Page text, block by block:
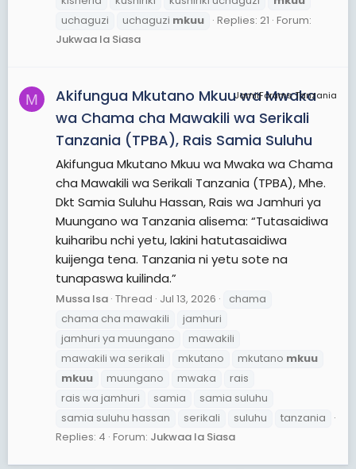
uchaguzi
uchaguzi mkuu Replies: 21 Forum:
Jukwaa la Siasa
M JamiiForums Tanzania
Akifungua Mkutano Mkuu wa Mwaka
wa Chama cha Mawakili wa Serikali
Tanzania (TPBA), Rais Samia Suluhu
Akifungua Mkutano Mkuu wa Mwaka wa Chama
cha Mawakili wa Serikali Tanzania (TPBA), Mhe.
Dkt Samia Suluhu Hassan, Rais wa Jamhuri ya
Muungano wa Tanzania alisema: “Tutasaidiwa
kuiharibu nchi yetu, lakini hatutasaidiwa
kuijenga tena. Tanzania ni yetu sote na
tunapaswa kuilinda.”
Mussa Isa Thread Jul 13, 2026
chama
chama cha mawakili
jamhuri
jamhuri ya muungano
mawakili
mawakili wa serikali
mkutano mkutano mkuu
mkuu
muungano mwaka
rais
rais wa jamhuri
samia
samia suluhu
samia suluhu hassan
serikali suluhu
tanzania
Replies: 4 Forum: Jukwaa la Siasa